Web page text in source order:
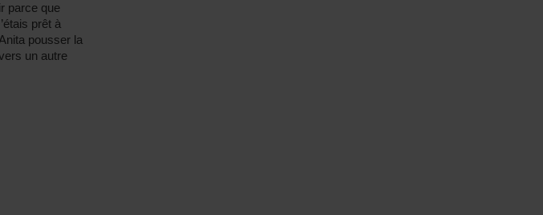
parce que
prêt à
pousser la
un autre